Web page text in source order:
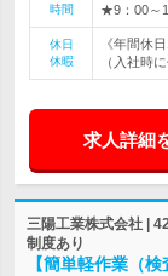
時間
★9：00～
休日
休暇
《年間休
（入社時
求人詳細
三陽工業株式会社 |
制度あり
【簡単軽作業（